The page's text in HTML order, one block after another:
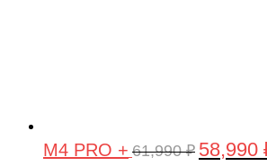
M4 PRO + 61,990₽ 58,990